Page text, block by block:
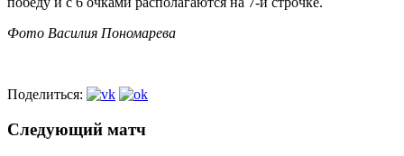
Фото Василия Пономарева
Поделиться:
Следующий матч